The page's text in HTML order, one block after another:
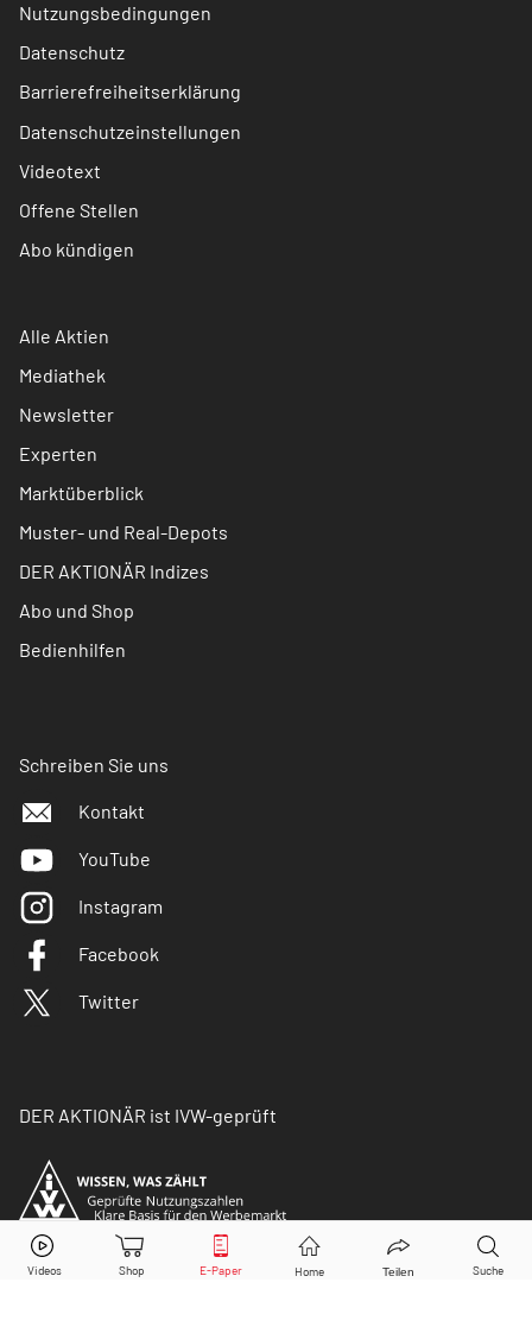
Nutzungsbedingungen
Datenschutz
Barrierefreiheitserklärung
Datenschutzeinstellungen
Videotext
Offene Stellen
Abo kündigen
Alle Aktien
Mediathek
Newsletter
Experten
Marktüberblick
Muster- und Real-Depots
DER AKTIONÄR Indizes
Abo und Shop
Bedienhilfen
Schreiben Sie uns
Kontakt
YouTube
Instagram
Facebook
Twitter
DER AKTIONÄR ist IVW-geprüft